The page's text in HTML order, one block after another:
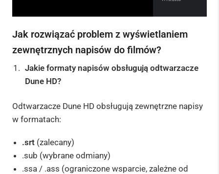
1. Wybierz "Ustawienia" -> "Ustawienia
urządzenia" -> "Informacje" -> "Komplilacja..."
Naciskamy opcję "Kompilacja systemu operacyjnego
Android TV" tyle razy aż "zostaniemy programistą".
Jak rozwiązać problem z wyświetlaniem
zewnętrznych napisów do filmów?
Jakie formaty napisów obsługują odtwarzacze
Dune HD?
Odtwarzacze Dune HD obsługują zewnętrzne napisy
w formatach:
.srt (zalecany)
.sub (wybrane odmiany)
.ssa / .ass (ograniczone wsparcie, zależne od